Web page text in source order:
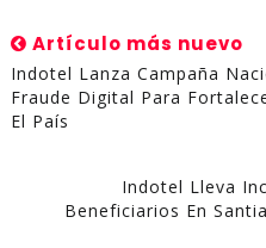
Artículo más nuevo
Indotel Lanza Campaña
Fraude Digital Para
El País
Indotel Lleva
Beneficiarios En